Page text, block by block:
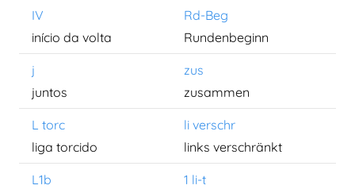
IV
Rd-Beg
início da volta
Rundenbeginn
j
zus
juntos
zusammen
L torc
li verschr
liga torcido
links verschränkt
L1b
1 li-t